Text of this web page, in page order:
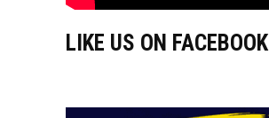
LIKE US ON FACEBOOK